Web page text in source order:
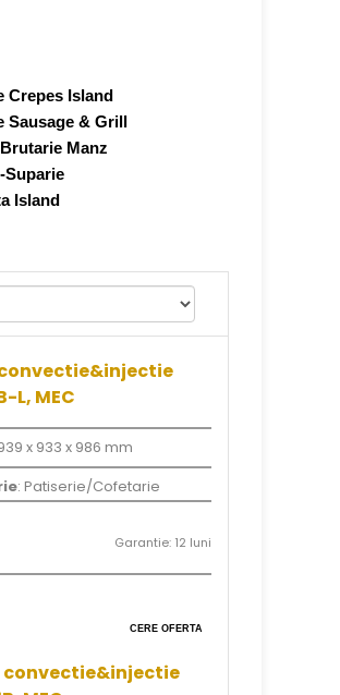
Crepes Island
Sausage & Grill
Manz
Suparie
Island
L, MEC
x 933 x 986 mm
: Patiserie/Cofetarie
Garantie: 12 luni
CERE OFERTA
convectie&injectie